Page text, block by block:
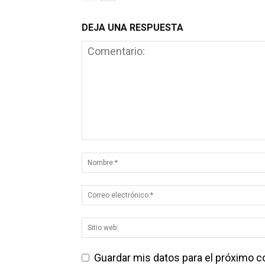
DEJA UNA RESPUESTA
Guardar mis datos para el próximo